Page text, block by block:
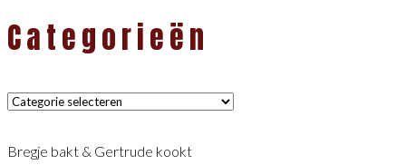
Categorieën
Categorieën
Bregje bakt & Gertrude kookt